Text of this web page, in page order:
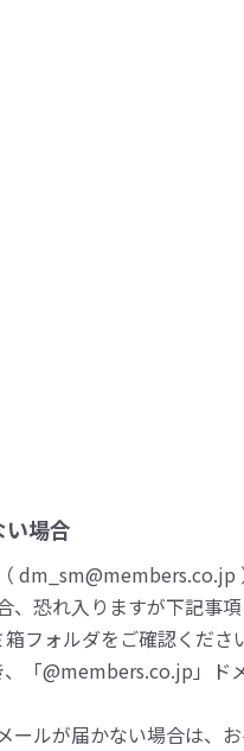
場合
dm_sm@members.co.jp
恐れ入りますが下記事項
フォルダをご確認くださ
、「@members.co.jp」ド
ールが届かない場合は、